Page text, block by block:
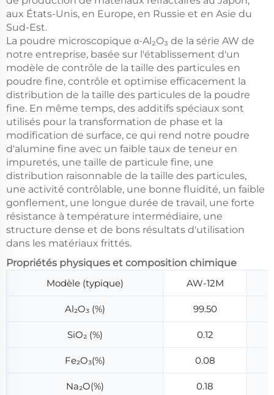
aux États-Unis, en Europe, en Russie et en Asie du
Sud-Est.
La poudre microscopique α-Al₂O₃ de la série AW de
notre entreprise, basée sur l'établissement d'un
modèle de contrôle de la taille des particules en
poudre fine, contrôle et optimise efficacement la
distribution de la taille des particules de la poudre
fine. En même temps, des additifs spéciaux sont
utilisés pour la transformation de phase et la
modification de surface, ce qui rend notre poudre
d'alumine fine avec un faible taux de teneur en
impuretés, une taille de particule fine, une
distribution raisonnable de la taille des particules,
une activité contrôlable, une bonne fluidité, un faible
gonflement, une longue durée de travail, une forte
résistance à température intermédiaire, une
structure dense et de bons résultats d'utilisation
dans les matériaux frittés.
Propriétés physiques et composition chimique
Modèle (typique)
AW-12M
Al₂O₃ (%) 99.50
SiO₂ (%) 0.12
Fe₂O₃(%) 0.08
Na₂O(%) 0.18